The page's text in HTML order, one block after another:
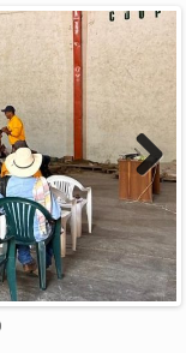
Next